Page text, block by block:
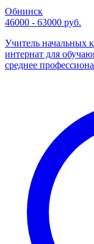
Обнинск
46000 - 63000 руб.
Учитель начальных
интернат для
среднее